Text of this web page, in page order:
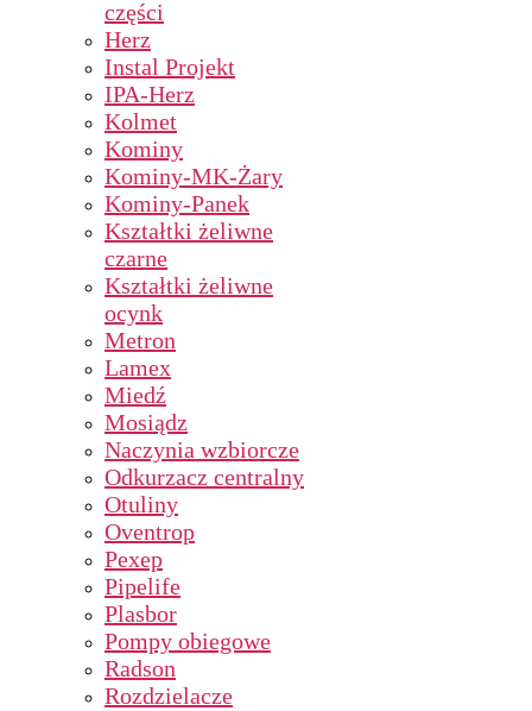
części
Herz
Instal Projekt
IPA-Herz
Kolmet
Kominy
Kominy-MK-Żary
Kominy-Panek
Kształtki żeliwne
czarne
Kształtki żeliwne
ocynk
Metron
Lamex
Miedź
Mosiądz
Naczynia wzbiorcze
Odkurzacz centralny
Otuliny
Oventrop
Pexep
Pipelife
Plasbor
Pompy obiegowe
Radson
Rozdzielacze